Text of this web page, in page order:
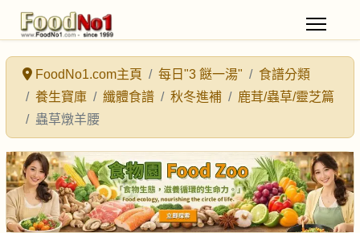
FoodNo1.com主頁 每日"3 餸一湯"
食譜分類
養生寶庫
纖體食譜 秋冬進補
鹿茸/蟲草/靈芝篇
蟲草燉羊腰